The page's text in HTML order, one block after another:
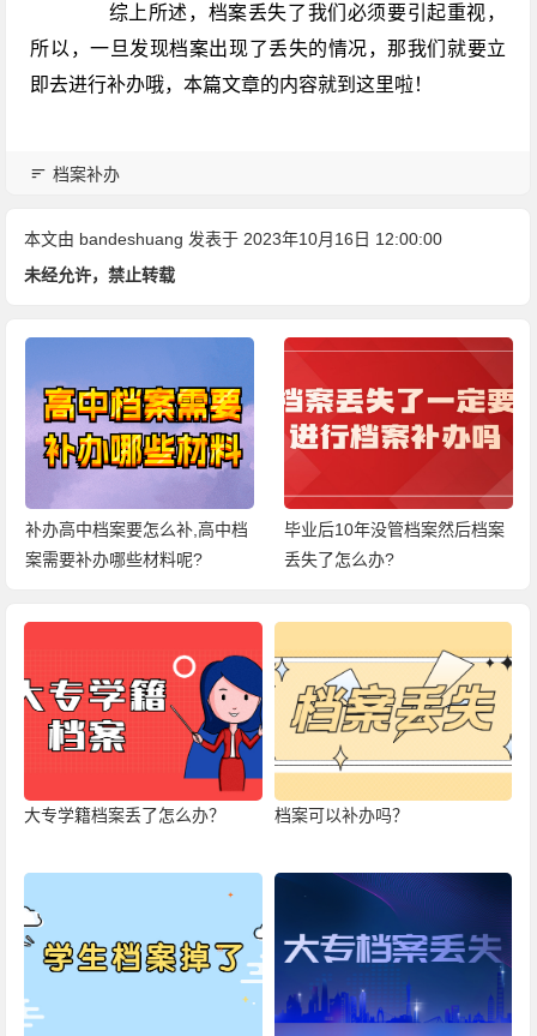
综上所述，档案丢失了我们必须要引起重视，
所以，一旦发现档案出现了丢失的情况，那我们就要立
即去进行补办哦，本篇文章的内容就到这里啦！
档案补办
本文由 bandeshuang 发表于 2023年10月16日 12:00:00
未经允许，禁止转载
补办高中档案要怎么补,高中档
案需要补办哪些材料呢?
毕业后10年没管档案然后档案
丢失了怎么办?
大专学籍档案丢了怎么办？ 档案可以补办吗？